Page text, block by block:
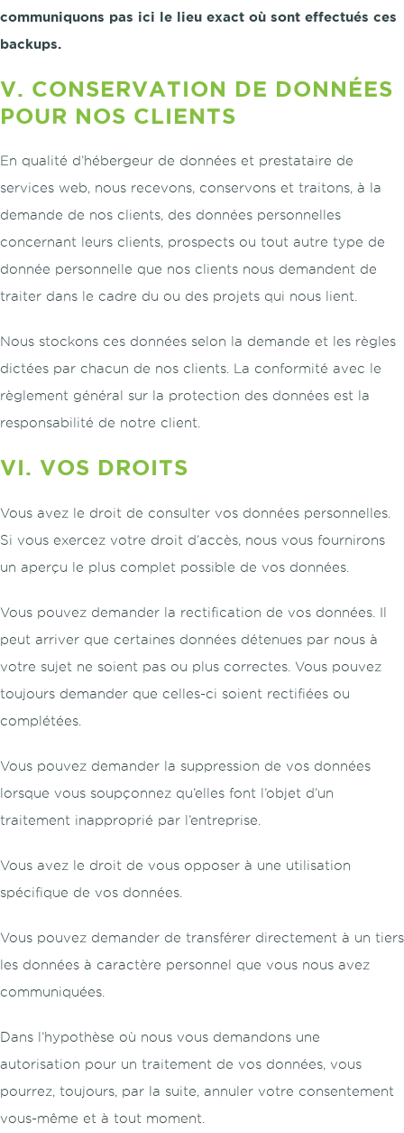
communiquons pas ici le lieu exact où sont effectués ces
backups.
V. CONSERVATION DE DONNÉES
POUR NOS CLIENTS
En qualité d’hébergeur de données et prestataire de
services web, nous recevons, conservons et traitons, à la
demande de nos clients, des données personnelles
concernant leurs clients, prospects ou tout autre type de
donnée personnelle que nos clients nous demandent de
traiter dans le cadre du ou des projets qui nous lient.
Nous stockons ces données selon la demande et les règles
dictées par chacun de nos clients. La conformité avec le
règlement général sur la protection des données est la
responsabilité de notre client.
VI. VOS DROITS
Vous avez le droit de consulter vos données personnelles.
Si vous exercez votre droit d’accès, nous vous fournirons
un aperçu le plus complet possible de vos données.
Vous pouvez demander la rectification de vos données. Il
peut arriver que certaines données détenues par nous à
votre sujet ne soient pas ou plus correctes. Vous pouvez
toujours demander que celles-ci soient rectifiées ou
complétées.
Vous pouvez demander la suppression de vos données
lorsque vous soupçonnez qu’elles font l’objet d’un
traitement inapproprié par l’entreprise.
Vous avez le droit de vous opposer à une utilisation
spécifique de vos données.
Vous pouvez demander de transférer directement à un tiers
les données à caractère personnel que vous nous avez
communiquées.
Dans l’hypothèse où nous vous demandons une
autorisation pour un traitement de vos données, vous
pourrez, toujours, par la suite, annuler votre consentement
vous-même et à tout moment.